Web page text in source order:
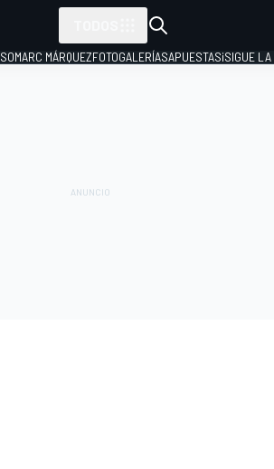
MARC MÁRQUEZFOTOGALERÍASAPUESTAS¡SIGUE